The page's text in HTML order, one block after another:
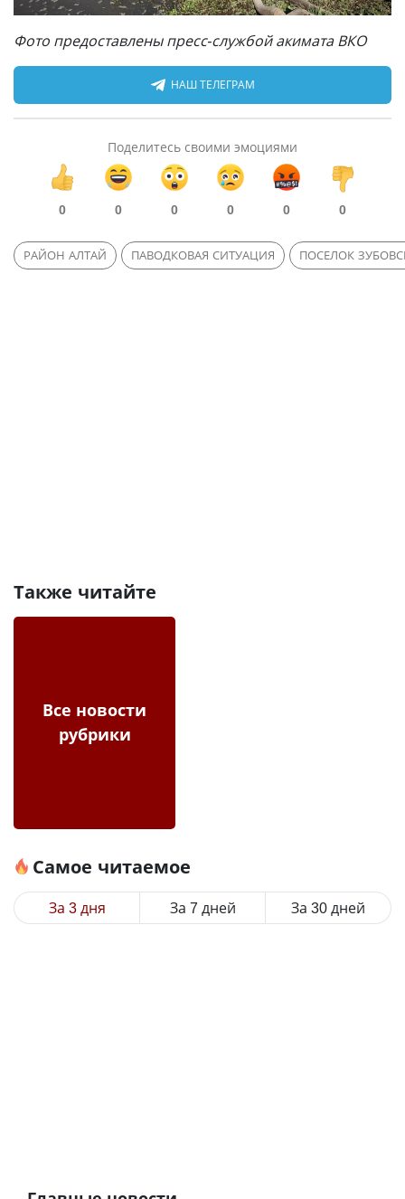
Фото предоставлены пресс-службой акимата ВКО
НАШ ТЕЛЕГРАМ
Поделитесь своими эмоциями
0 0 0 0 0 0
РАЙОН АЛТАЙ ПАВОДКОВАЯ СИТУАЦИЯ ПОСЕЛОК
Также читайте
Все новости
рубрики
Самое читаемое
За 3 дня За 7 дней За 30 дней